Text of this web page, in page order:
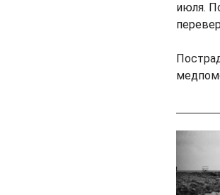
июля.